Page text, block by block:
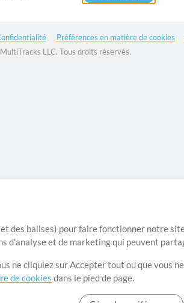
des balises) pour faire fonctionner notre
d'analyse et de marketing qui peuvent
ne cliquiez sur Accepter tout ou que vous
de cookies dans le pied de page.
Préférences en matière de cookies
LLC. Tous droits réservés.